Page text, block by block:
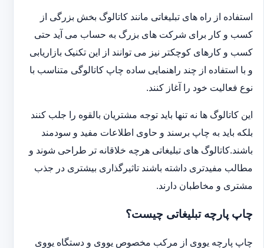
استفاده از راه های تبلیغاتی مانند کاتالوگ بخش بزرگی از
کسب و کار برای شرکت های بزرگ به حساب می آید حتی
کسب و کارهای کوچکتر نیز می توانند از این تکنیک بازاریابی
و با استفاده از چند راهنمایی ساده چاپ کاتالوگی متناسب با
نوع فعالیت خود را آغاز کنند.
این کاتالوگ ها نه تنها باید توجه مشتریان بالقوه را جلب کنند
بلکه باید به چاپ برسند و حاوی اطلاعات مفید و سودمند
باشند.کاتالوگ های تبلیغاتی هرچه خلاقانه تر طراحی شوند و
مطالب مفیدتری داشته باشند تاثیرگذاری بیشتری در جذب
مشتری و مخاطبان دارند.
چاپ پارچه تبلیغاتی چیست؟
چاپ پارچه یووی از مرکب مخصوص یووی و دستگاه یووی